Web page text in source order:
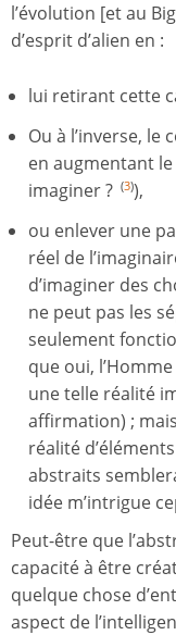
l’évolution [et au
d’esprit d’alien en :
lui retirant cette
Ou à l’inverse,
en augmentant
imaginer ? (3)),
ou enlever une
réel de
d’imaginer des
ne peut pas les
seulement
que oui,
une telle réalité
affirmation) ;
réalité
abstraits
idée m’intrigue
Peut-être que
capacité à être
quelque chose
aspect de